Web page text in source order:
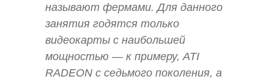
называют фермами. Для данного
занятия годятся только
видеокарты с наибольшей
мощностью — к примеру, ATI
RADEON с седьмого поколения, а